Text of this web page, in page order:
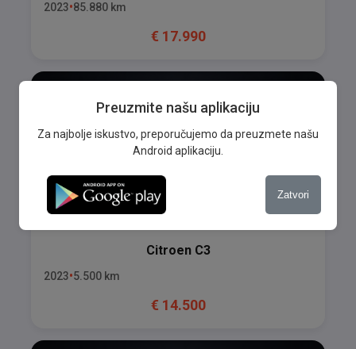
2023 85.880 km
€ 17.990
Citroen C3
2023 5.500 km
€ 14.500
Preuzmite našu aplikaciju
Za najbolje iskustvo, preporučujemo da preuzmete našu
Android aplikaciju.
Zatvori